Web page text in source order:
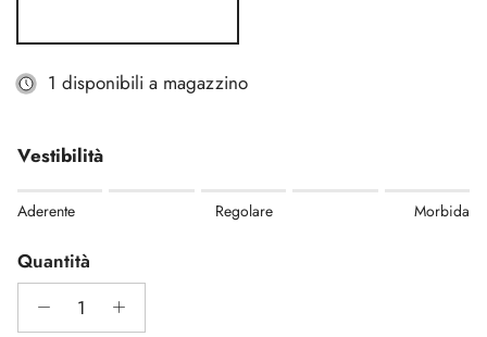
1 disponibili a magazzino
Vestibilità
Rating of 1 means Aderente.
Rating of 5 means Morbida.
The rating of this product for "" is 0.
Aderente Regolare Morbida
Quantità